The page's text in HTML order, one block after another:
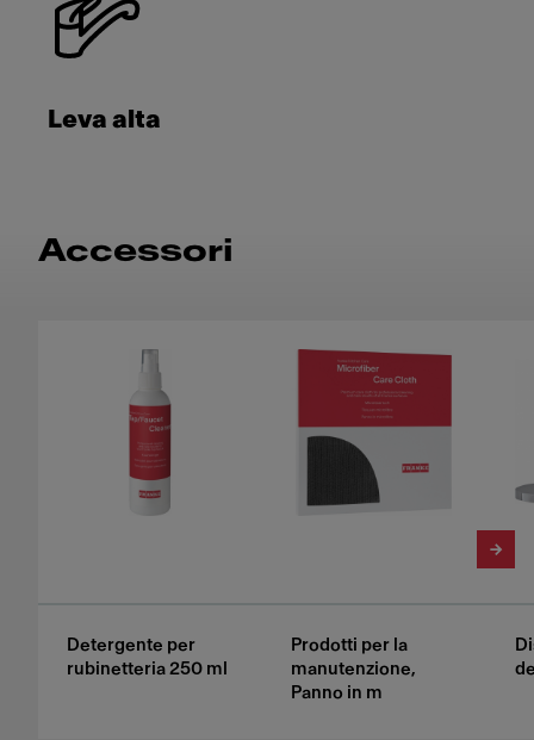
Leva alta
Accessori
Detergente per
rubinetteria 250 ml
Prodotti per la
manutenzione,
Panno in m